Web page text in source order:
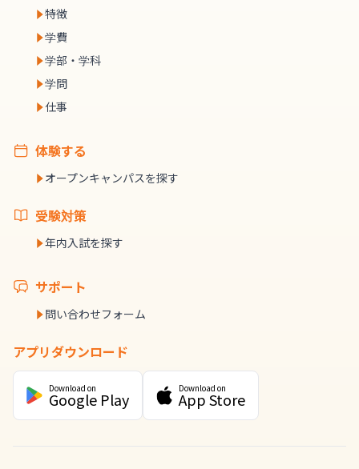
特徴
学費
学部・学科
学問
仕事
体験する
オープンキャンパスを探す
受験対策
年内入試を探す
サポート
問い合わせフォーム
アプリダウンロード
Download on
Google Play
Download on
App Store